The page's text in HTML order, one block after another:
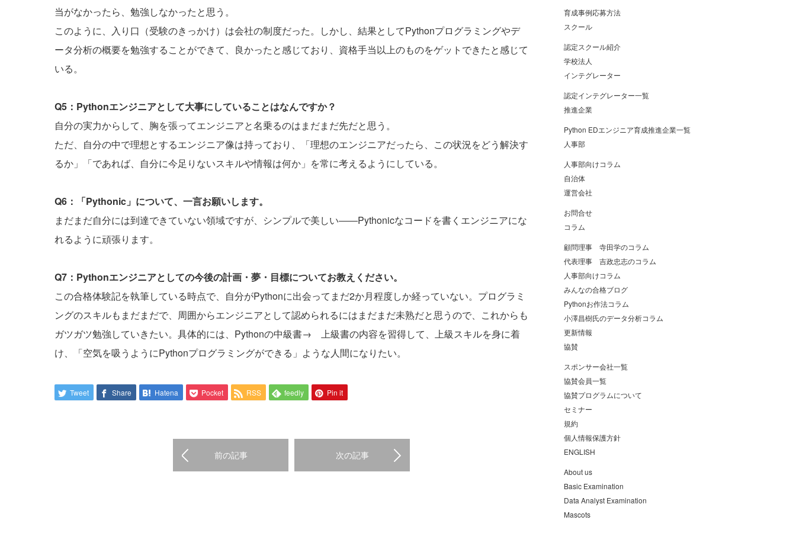
当がなかったら、勉強しなかったと思う。
このように、入り口（受験のきっかけ）は会社の制度だった。しかし、結果としてPythonプログラミングやデ
ータ分析の概要を勉強することができて、良かったと感じており、資格手当以上のものをゲットできたと感じて
いる。
Q5：Pythonエンジニアとして大事にしていることはなんですか？
自分の実力からして、胸を張ってエンジニアと名乗るのはまだまだ先だと思う。
ただ、自分の中で理想とするエンジニア像は持っており、「理想のエンジニアだったら、この状況をどう解決す
るか」「であれば、自分に今足りないスキルや情報は何か」を常に考えるようにしている。
Q6：「Pythonic」について、一言お願いします。
まだまだ自分には到達できていない領域ですが、シンプルで美しい――Pythonicなコードを書くエンジニアにな
れるように頑張ります。
Q7：Pythonエンジニアとしての今後の計画・夢・目標についてお教えください。
この合格体験記を執筆している時点で、自分がPythonに出会ってまだ2か月程度しか経っていない。プログラミ
ングのスキルもまだまだで、周囲からエンジニアとして認められるにはまだまだ未熟だと思うので、これからも
ガツガツ勉強していきたい。具体的には、Pythonの中級書→ 上級書の内容を習得して、上級スキルを身に着
け、「空気を吸うようにPythonプログラミングができる」ような人間になりたい。
Tweet Share Hatena Pocket RSS feedly Pin it
前の記事 次の記事
育成事例応募方法
スクール
認定スクール紹介
学校法人
インテグレーター
認定インテグレーター一覧
推進企業
Python EDエンジニア育成推進企業一覧
人事部
人事部向けコラム
自治体
運営会社
お問合せ
コラム
顧問理事 寺田学のコラム
代表理事 吉政忠志のコラム
人事部向けコラム
みんなの合格ブログ
Pythonお作法コラム
小澤昌樹氏のデータ分析コラム
更新情報
協賛
スポンサー会社一覧
協賛会員一覧
協賛プログラムについて
セミナー
規約
個人情報保護方針
ENGLISH
About us
Basic Examination
Data Analyst Examination
Mascots